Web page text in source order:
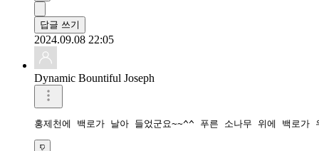
답글 쓰기
2024.09.08 22:05
Dynamic Bountiful Joseph
홍제천에 백로가 날아 들었군요~~^^ 푸른 소나무 위에 백로가